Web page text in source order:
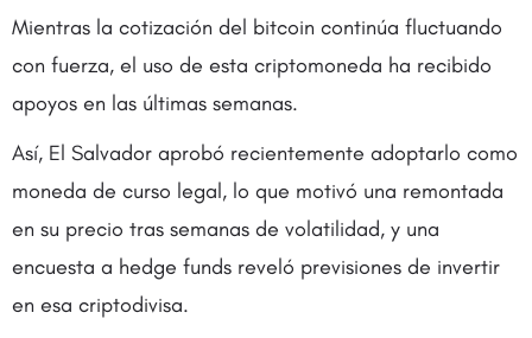
Mientras la cotización del bitcoin continúa fluctuando
con fuerza, el uso de esta criptomoneda ha recibido
apoyos en las últimas semanas.
Así, El Salvador aprobó recientemente adoptarlo como
moneda de curso legal, lo que motivó una remontada
en su precio tras semanas de volatilidad, y una
encuesta a hedge funds reveló previsiones de invertir
en esa criptodivisa.